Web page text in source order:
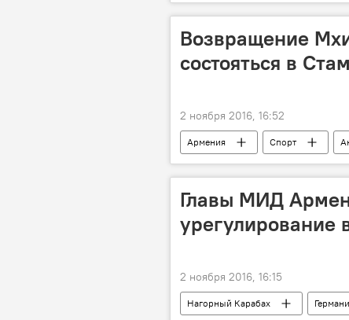
Возвращение
состояться в
2 ноября 2016, 16:52
Армения Спорт
Главы МИД
урегулирование
2 ноября 2016, 16:15
Нагорный Карабах